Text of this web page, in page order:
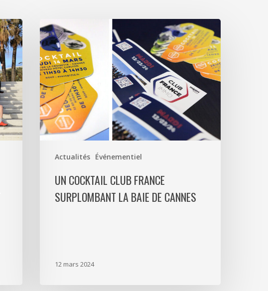
Actualités Événementiel
Un
cocktail
Club
France
surplombant
la
baie
de
Cannes
UN COCKTAIL CLUB FRANCE
SURPLOMBANT LA BAIE DE CANNES
12 mars 2024